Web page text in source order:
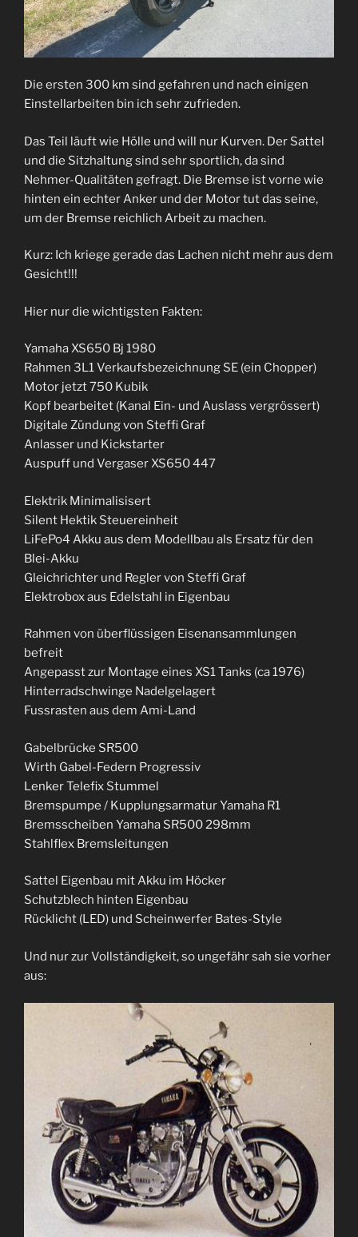
Die ersten 300 km sind gefahren und nach einigen
Einstellarbeiten bin ich sehr zufrieden.
Das Teil läuft wie Hölle und will nur Kurven. Der Sattel
und die Sitzhaltung sind sehr sportlich, da sind
Nehmer-Qualitäten gefragt. Die Bremse ist vorne wie
hinten ein echter Anker und der Motor tut das seine,
um der Bremse reichlich Arbeit zu machen.
Kurz: Ich kriege gerade das Lachen nicht mehr aus dem
Gesicht!!!
Hier nur die wichtigsten Fakten:
Yamaha XS650 Bj 1980
Rahmen 3L1 Verkaufsbezeichnung SE (ein Chopper)
Motor jetzt 750 Kubik
Kopf bearbeitet (Kanal Ein- und Auslass vergrössert)
Digitale Zündung von Steffi Graf
Anlasser und Kickstarter
Auspuff und Vergaser XS650 447
Elektrik Minimalisisert
Silent Hektik Steuereinheit
LiFePo4 Akku aus dem Modellbau als Ersatz für den
Blei-Akku
Gleichrichter und Regler von Steffi Graf
Elektrobox aus Edelstahl in Eigenbau
Rahmen von überflüssigen Eisenansammlungen
befreit
Angepasst zur Montage eines XS1 Tanks (ca 1976)
Hinterradschwinge Nadelgelagert
Fussrasten aus dem Ami-Land
Gabelbrücke SR500
Wirth Gabel-Federn Progressiv
Lenker Telefix Stummel
Bremspumpe / Kupplungsarmatur Yamaha R1
Bremsscheiben Yamaha SR500 298mm
Stahlflex Bremsleitungen
Sattel Eigenbau mit Akku im Höcker
Schutzblech hinten Eigenbau
Rücklicht (LED) und Scheinwerfer Bates-Style
Und nur zur Vollständigkeit, so ungefähr sah sie vorher
aus: